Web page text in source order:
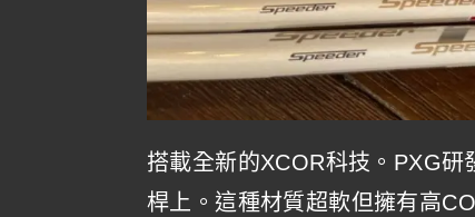
搭載全新的XCOR科技。PXG
桿上。這種材質超軟但擁有高